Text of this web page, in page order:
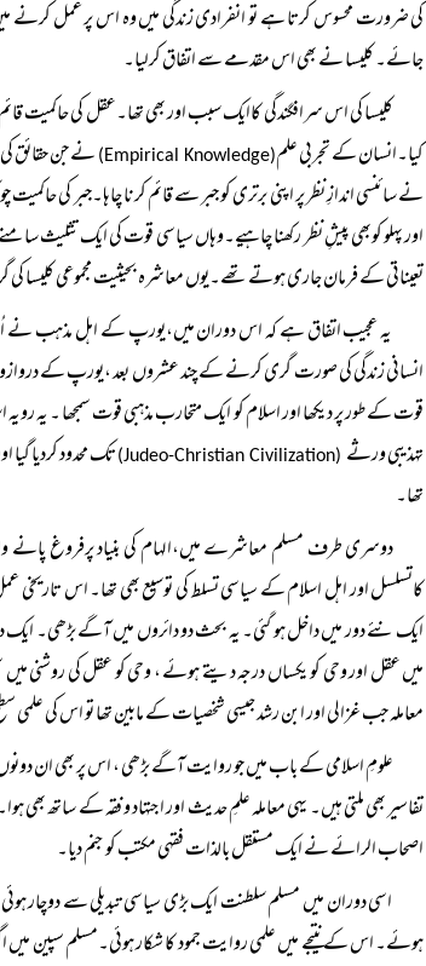
کی ضرورت محسوس کرتا ہے تو انفرادی زندگی میں وہ اس پر عمل کرنے
جائے۔ کلیسا نے بھی اس مقدمے سے اتفاق کرلیا۔
کلیسا کی اس سرافگندگی کاایک سبب اور بھی تھا۔عقل کی حاکمیت
کیا۔انسان کے تجربی علم(Empirical Knowledge)
نے جن حقائق
نے سائنسی اندازِ نظر پر اپنی برتری کو جبر سے قائم کر نا چاہا۔جبر
اور پہلو کوبھی پیشِ نظر رکھنا چاہیے۔وہاں سیاسی قوت کی ایک تثلیث
تعیناتی کے فرمان جاری ہوتے تھے۔یوں معاشرہ بحیثیت مجموعی
یہ عجیب اتفاق ہے کہ اس دوران میں،یورپ کے اہل مذہب نے
انسانی زندگی کی صورت گری کرنے کے چند عشروں بعد ،یورپ کے
قوت کے طور پر دیکھا اور اسلام کو ایک متحارب مذہبی قوت سمجھا ۔ یہ
تہذیبی ورثے (Judeo-Christian Civilization)
تک محدود کردیا
تھا۔
دوسری طرف مسلم معاشرے میں،الہام کی بنیاد پرفروغ
کاتسلسل اور اہل اسلام کے سیاسی تسلط کی توسیع بھی تھا۔ اس
ایک نئے دور میں داخل ہو گئی۔ یہ بحث دو دائروں میں آگے بڑھی۔ ایک
میں عقل اور وحی کو یکساں درجہ دیتے ہوئے ، وحی کو عقل کی روشنی
معاملہ جب غزالی اور ابن رشد جیسی شخصیات کے مابین تھا تو اس کی علمی
علومِ اسلامی کے باب میں جو روایت آگے بڑھی ، اس پر بھی ان
تفاسیر بھی ملتی ہیں۔ یہی معاملہ علمِ حدیث اور اجتہاد و فقہ کے
اصحاب الرائے نے ایک مستقل بالذات فقہی مکتب کو جنم دیا۔
اسی دوران میں مسلم سلطنت ایک بڑی سیاسی تبدیلی سے دوچار
ہوئے۔ اس کے نتیجے میں علمی روایت جمود کا شکار ہوئی۔مسلم سپین